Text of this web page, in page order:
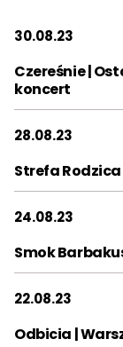
Wynajem
Kontakt
Szukaj:
2020
2023
Miesiąc:
KWI
PAŹ
Czereśnie |
koncert
30.08.23
Strefa
28.08.23
Smok
24.08.23
Odbicia |
22.08.23